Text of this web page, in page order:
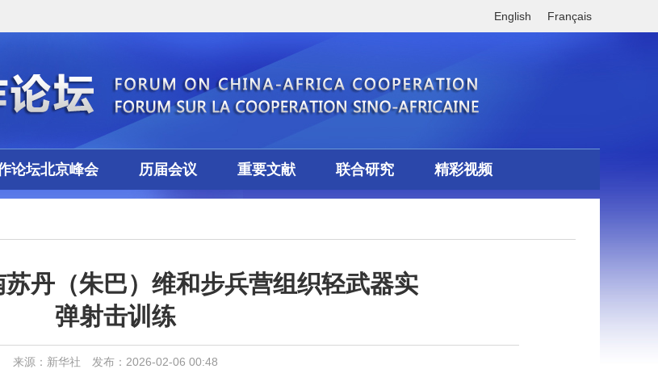
English Français
论坛北京峰会 历届会议 重要文献 联合研究 精彩视频
丹（朱巴）维和步兵营组织轻武器实
弹射击训练
来源：新华社 发布：2026-02-06 00:48